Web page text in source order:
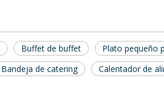
Buffet de buffet Plato pequeño
Bandeja de catering Calentador de